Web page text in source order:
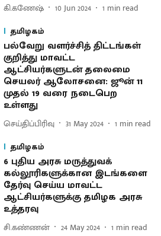
கி.கணேஷ் 10 Jun 2024 1 min read
தமிழகம்
பல்வேறு வளர்ச்சித் திட்டங்கள்
குறித்து மாவட்ட
ஆட்சியர்களுடன் தலைமை
செயலர் ஆலோசனை: ஜூன் 11
முதல் 19 வரை நடைபெற
உள்ளது
செய்திப்பிரிவு 31 May 2024 1 min read
தமிழகம்
6 புதிய அரசு மருத்துவக்
கல்லூரிகளுக்கான இடங்களை
தேர்வு செய்ய மாவட்ட
ஆட்சியர்களுக்கு தமிழக அரசு
உத்தரவு
சி.கண்ணன் 24 May 2024 1 min read